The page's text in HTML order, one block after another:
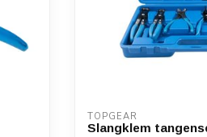
TOPGEAR
Slangklem